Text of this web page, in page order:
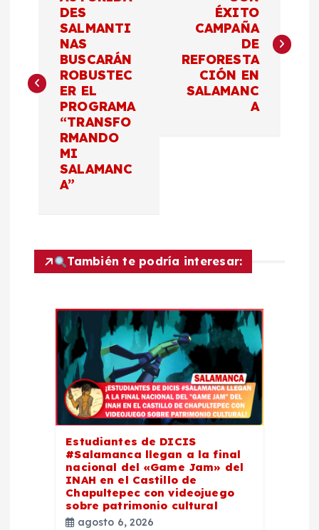
e
ó
n
DES
SALMANTI
NAS
BUSCARÁN
ROBUSTEC
ER EL
PROGRAMA
“TRANSFO
RMANDO
MI
SALAMANC
A”
ÉXITO
CAMPAÑA
DE
REFORESTA
CIÓN EN
SALAMANC
A
También te podría interesar:
Estudiantes de DICIS
#Salamanca llegan a la final
nacional del «Game Jam» del
INAH en el Castillo de
Chapultepec con videojuego
sobre patrimonio cultural
agosto 6, 2026